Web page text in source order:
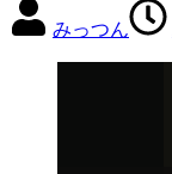
みっつん